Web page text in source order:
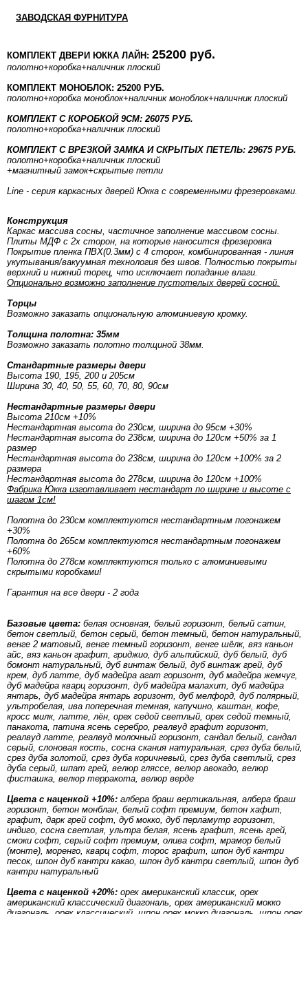
ЗАВОДСКАЯ ФУРНИТУРА
КОМПЛЕКТ ДВЕРИ ЮККА ЛАЙН: 25200 руб.
полотно+коробка+наличник плоский
КОМПЛЕКТ МОНОБЛОК: 25200 РУБ.
полотно+коробка моноблок+наличник моноблок+наличник плоский
КОМПЛЕКТ С КОРОБКОЙ 9СМ: 26075 РУБ.
полотно+коробка+наличник плоский
КОМПЛЕКТ С ВРЕЗКОЙ ЗАМКА И СКРЫТЫХ ПЕТЕЛЬ: 29675 РУБ.
полотно+коробка+наличник плоский
+магнитный замок+скрытые петли
Line - серия каркасных дверей Юкка с современными фрезеровками.
Конструкция
Каркас массива сосны, частичное заполнение массивом сосны.
Плиты МДФ с 2х сторон, на которые наносится фрезеровка
Покрытие пленка ПВХ(0.3мм) с 4 сторон, комбинированная - линия
укутывания/вакуумная технология без швов. Полностью покрыты
верхний и нижний торец, что исключает попадание влаги.
Опционально возможно заполнение пустотелых дверей сосной.
Торцы
Возможно заказать опциональную алюминиевую кромку.
Толщина полотна: 35мм
Возможно заказать полотно толщиной 38мм.
Стандартные размеры двери
Высота 190, 195, 200 и 205см
Ширина 30, 40, 50, 55, 60, 70, 80, 90см
Нестандартные размеры двери
Высота 210см +10%
Нестандартная высота до 230см, ширина до 95см +30%
Нестандартная высота до 238см, ширина до 120см +50% за 1
размер
Нестандартная высота до 238см, ширина до 120см +100% за 2
размера
Нестандартная высота до 278см, ширина до 120см +100%
Фабрика Юкка изготавливает нестандарт по ширине и высоте с
шагом 1см!
Полотна до 230см комплектуются нестандартным погонажем
+30%
Полотна до 265см комплектуются нестандартным погонажем
+60%
Полотна до 278см комплектуются только с алюминиевыми
скрытыми коробками!
Гарантия на все двери - 2 года
Базовые цвета: белая основная, белый горизонт, белый сатин,
бетон светлый, бетон серый, бетон темный, бетон натуральный,
венге 2 матовый, венге темный горизонт, венге шёлк, вяз каньон
айс, вяз каньон графит, гриджио, дуб альпийский, дуб белый, дуб
бомонт натуральный, дуб винтаж белый, дуб винтаж грей, дуб
крем, дуб латте, дуб мадейра агат горизонт, дуб мадейра жемчуг,
дуб мадейра кварц горизонт, дуб мадейра малахит, дуб мадейра
янтарь, дуб мадейра янтарь горизонт, дуб мелфорд, дуб полярный,
ультробелая, ива поперечная темная, капучино, каштан, кофе,
кросс милк, латте, лён, орех седой светлый, орех седой темный,
панакота, патина ясень серебро, реалвуд графит горизонт,
реалвуд латте, реалвуд молочный горизонт, сандал белый, сандал
серый, слоновая кость, сосна скания натуральная, срез дуба белый,
срез дуба золотой, срез дуба коричневый, срез дуба светлый, срез
дуба серый, шпат грей, велюр гляссе, велюр авокадо, велюр
фисташка, велюр терракота, велюр верде
Цвета с наценкой +10%: албера браш вертикальная, албера браш
горизонт, бетон монблан, белый софт премиум, бетон хафит,
графит, дарк грей софт, дуб мокко, дуб перламутр горизонт,
индиго, сосна светлая, ультра белая, ясень графит, ясень грей,
смоки софт, серый софт премиум, олива софт, мрамор белый
(монте), моренго, кварц софт, торос графит, шпон дуб кантри
песок, шпон дуб кантри какао, шпон дуб кантри светлый, шпон дуб
кантри натуральный
Цвета с наценкой +20%: орех американский классик, орех
американский классический диагональ, орех американский мокко
диагональ, орех классический, шпон орех мокко диагональ, шпон орех